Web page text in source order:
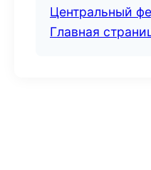
Центральный
Главная